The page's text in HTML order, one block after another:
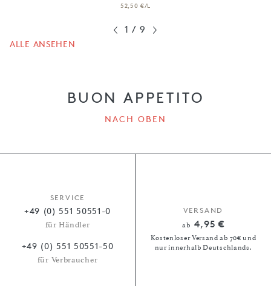
52,50 €/L
1 / 9
ALLE ANSEHEN
BUON APPETITO
NACH OBEN
SERVICE
+49 (0) 551 50551-0
für Händler
+49 (0) 551 50551-50
für Verbraucher
VERSAND
ab 4,95 €
Kostenloser Versand ab 70€ und
nur innerhalb Deutschlands.